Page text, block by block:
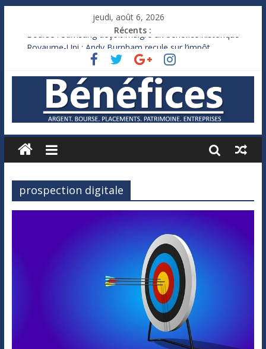
jeudi, août 6, 2026
Récents :
Bourse : Samsung déçoit malgré un bénéfice historique
Royaume-Uni : Andy Burnham recule sur l’impôt
Xavier Niel, le milliardaire qui ne touche presque rien
Ruée des fortunes russes vers l’étranger
France : le logement mis à l’épreuve par la chaleur
prospection digitale